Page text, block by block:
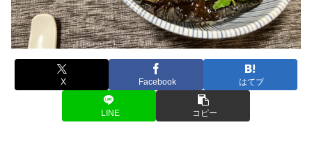
X Facebook はてブ
LINE コピー